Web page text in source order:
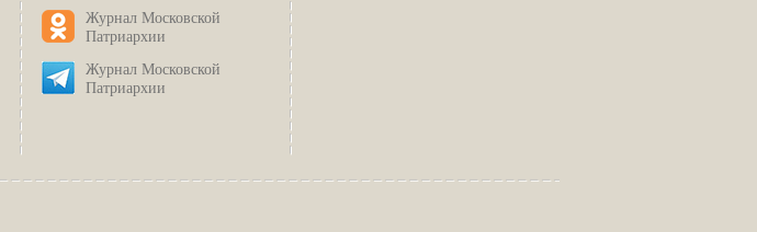
Журнал Московской
Патриархии
Журнал Московской
Патриархии